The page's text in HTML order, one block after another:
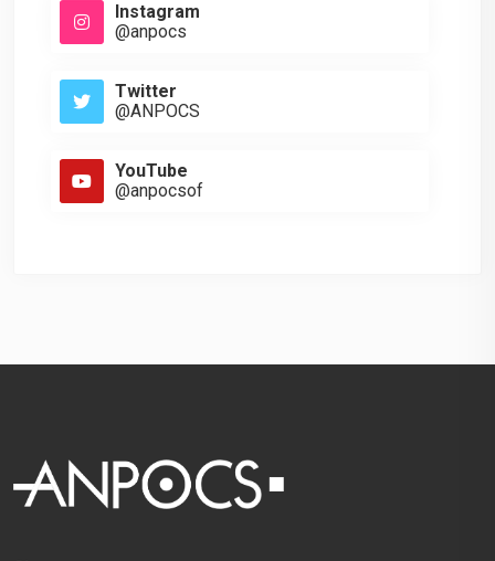
Instagram
@anpocs
Twitter
@ANPOCS
YouTube
@anpocsof